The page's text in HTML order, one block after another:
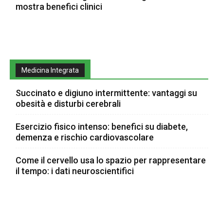
mostra benefici clinici
Medicina Integrata
Succinato e digiuno intermittente: vantaggi su
obesità e disturbi cerebrali
Esercizio fisico intenso: benefici su diabete,
demenza e rischio cardiovascolare
Come il cervello usa lo spazio per rappresentare
il tempo: i dati neuroscientifici